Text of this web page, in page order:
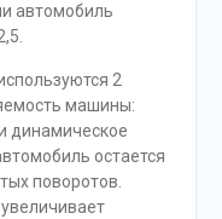
автомобиль
2
машины:
динамическое
остается
поворотов.